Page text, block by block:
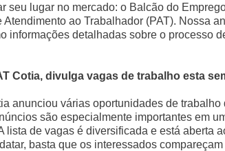
seu lugar no mercado: o Balcão do
Atendimento ao Trabalhador (PAT). Nossa
informações detalhadas sobre o processo
Cotia, divulga vagas de trabalho esta
anunciou várias oportunidades de
são especialmente importantes em
lista de vagas é diversificada e está aberta
basta que os interessados